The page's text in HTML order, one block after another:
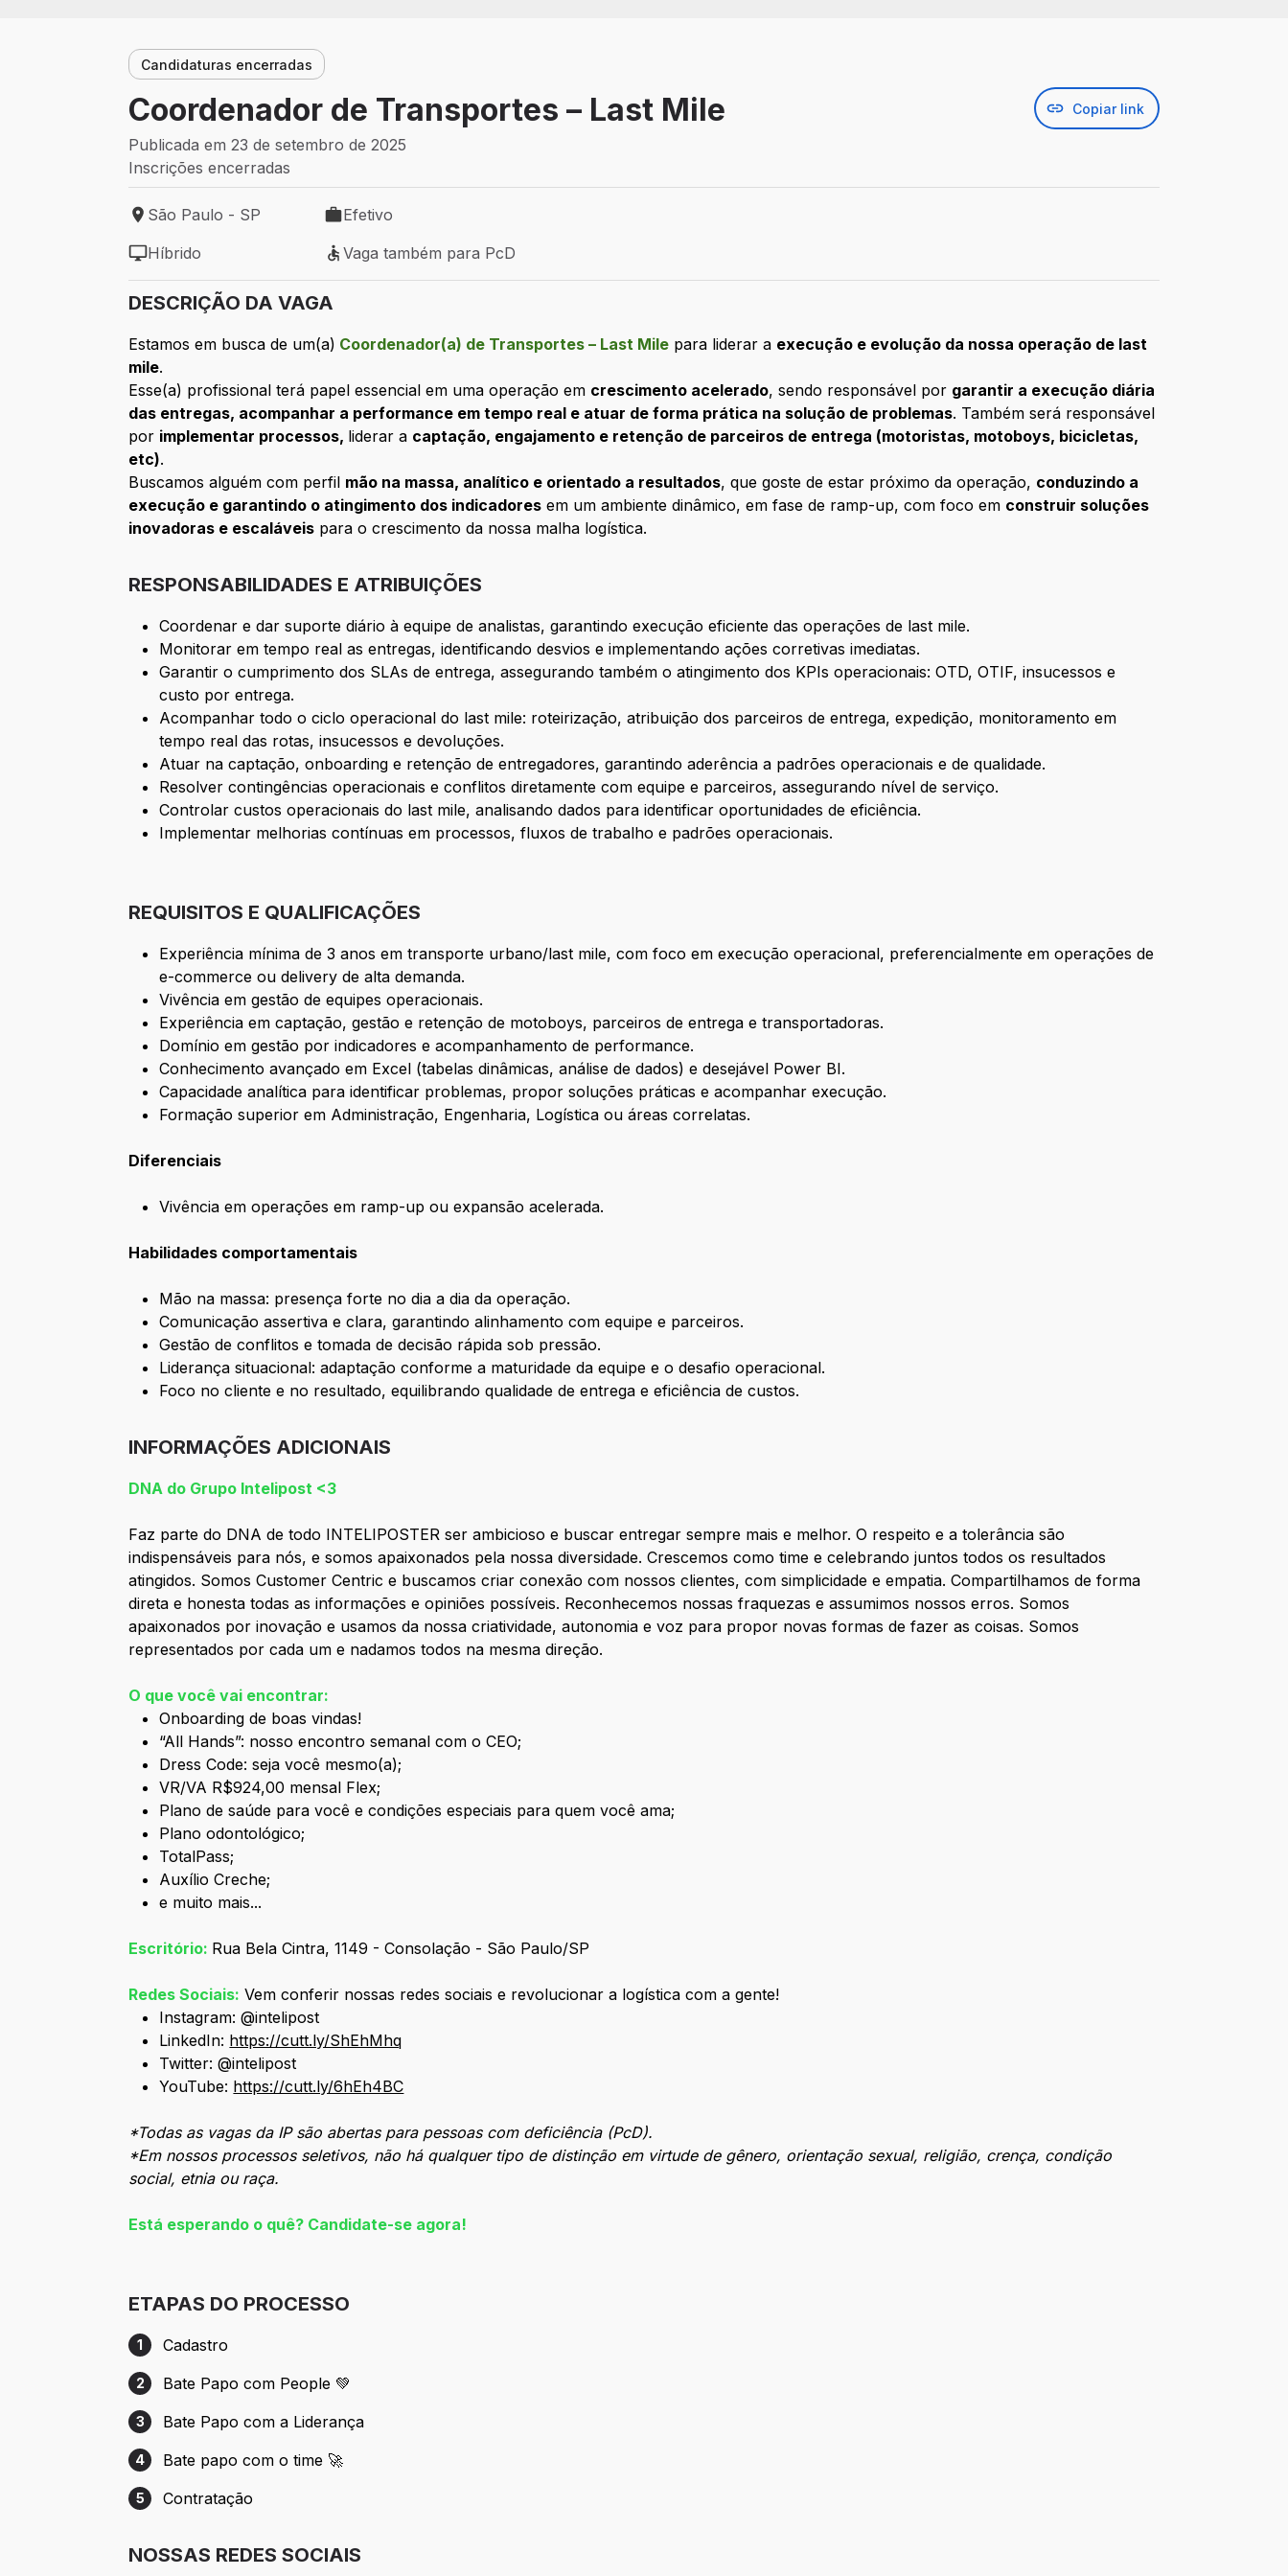
Candidaturas encerradas
Coordenador de Transportes – Last Mile Copiar link
Publicada em 23 de setembro de 2025
Inscrições encerradas
Local de trabalho: São Paulo - SP
São Paulo - SP
Tipo de vaga: Efetivo
Efetivo
Modelo de trabalho: Híbrido
Híbrido
Vaga também para PcD
Vaga também para PcD
DESCRIÇÃO DA VAGA
Estamos em busca de um(a) Coordenador(a) de Transportes – Last Mile para liderar a execução e evolução da nossa operação de last
mile.
Esse(a) profissional terá papel essencial em uma operação em crescimento acelerado, sendo responsável por garantir a execução diária
das entregas, acompanhar a performance em tempo real e atuar de forma prática na solução de problemas. Também será responsável
por implementar processos, liderar a captação, engajamento e retenção de parceiros de entrega (motoristas, motoboys, bicicletas,
etc).
Buscamos alguém com perfil mão na massa, analítico e orientado a resultados, que goste de estar próximo da operação, conduzindo a
execução e garantindo o atingimento dos indicadores em um ambiente dinâmico, em fase de ramp-up, com foco em construir soluções
inovadoras e escaláveis para o crescimento da nossa malha logística.
RESPONSABILIDADES E ATRIBUIÇÕES
Coordenar e dar suporte diário à equipe de analistas, garantindo execução eficiente das operações de last mile.
Monitorar em tempo real as entregas, identificando desvios e implementando ações corretivas imediatas.
Garantir o cumprimento dos SLAs de entrega, assegurando também o atingimento dos KPIs operacionais: OTD, OTIF, insucessos e
custo por entrega.
Acompanhar todo o ciclo operacional do last mile: roteirização, atribuição dos parceiros de entrega, expedição, monitoramento em
tempo real das rotas, insucessos e devoluções.
Atuar na captação, onboarding e retenção de entregadores, garantindo aderência a padrões operacionais e de qualidade.
Resolver contingências operacionais e conflitos diretamente com equipe e parceiros, assegurando nível de serviço.
Controlar custos operacionais do last mile, analisando dados para identificar oportunidades de eficiência.
Implementar melhorias contínuas em processos, fluxos de trabalho e padrões operacionais.
REQUISITOS E QUALIFICAÇÕES
Experiência mínima de 3 anos em transporte urbano/last mile, com foco em execução operacional, preferencialmente em operações de
e-commerce ou delivery de alta demanda.
Vivência em gestão de equipes operacionais.
Experiência em captação, gestão e retenção de motoboys, parceiros de entrega e transportadoras.
Domínio em gestão por indicadores e acompanhamento de performance.
Conhecimento avançado em Excel (tabelas dinâmicas, análise de dados) e desejável Power BI.
Capacidade analítica para identificar problemas, propor soluções práticas e acompanhar execução.
Formação superior em Administração, Engenharia, Logística ou áreas correlatas.
Diferenciais
Vivência em operações em ramp-up ou expansão acelerada.
Habilidades comportamentais
Mão na massa: presença forte no dia a dia da operação.
Comunicação assertiva e clara, garantindo alinhamento com equipe e parceiros.
Gestão de conflitos e tomada de decisão rápida sob pressão.
Liderança situacional: adaptação conforme a maturidade da equipe e o desafio operacional.
Foco no cliente e no resultado, equilibrando qualidade de entrega e eficiência de custos.
INFORMAÇÕES ADICIONAIS
DNA do Grupo Intelipost <3
Faz parte do DNA de todo INTELIPOSTER ser ambicioso e buscar entregar sempre mais e melhor. O respeito e a tolerância são
indispensáveis para nós, e somos apaixonados pela nossa diversidade. Crescemos como time e celebrando juntos todos os resultados
atingidos. Somos Customer Centric e buscamos criar conexão com nossos clientes, com simplicidade e empatia. Compartilhamos de forma
direta e honesta todas as informações e opiniões possíveis. Reconhecemos nossas fraquezas e assumimos nossos erros. Somos
apaixonados por inovação e usamos da nossa criatividade, autonomia e voz para propor novas formas de fazer as coisas. Somos
representados por cada um e nadamos todos na mesma direção.​
O que você vai encontrar:
Onboarding de boas vindas!
“All Hands”: nosso encontro semanal com o CEO;
Dress Code: seja você mesmo(a);
VR/VA R$924,00 mensal Flex;
Plano de saúde para você e condições especiais para quem você ama;
Plano odontológico;
TotalPass;
Auxílio Creche;
e muito mais...
Escritório: Rua Bela Cintra, 1149 - Consolação - São Paulo/SP
Redes Sociais: Vem conferir nossas redes sociais e revolucionar a logística com a gente!
Instagram: @intelipost
LinkedIn: https://cutt.ly/ShEhMhq
Twitter: @intelipost
YouTube: https://cutt.ly/6hEh4BC
*Todas as vagas da IP são abertas para pessoas com deficiência (PcD).
*Em nossos processos seletivos, não há qualquer tipo de distinção em virtude de gênero, orientação sexual, religião, crença, condição
social, etnia ou raça.
Está esperando o quê? Candidate-se agora!
ETAPAS DO PROCESSO
Etapa 1: Cadastro
1 Cadastro
Etapa 2: Bate Papo com People 💚
2 Bate Papo com People 💚
Etapa 3: Bate Papo com a Liderança
3 Bate Papo com a Liderança
Etapa 4: Bate papo com o time 🚀
4 Bate papo com o time 🚀
Etapa 5: Contratação
5 Contratação
NOSSAS REDES SOCIAIS